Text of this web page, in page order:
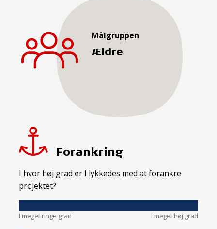
Målgruppen
Ældre
Forankring
I hvor høj grad er I lykkedes med at forankre
projektet?
I meget ringe grad I meget høj grad